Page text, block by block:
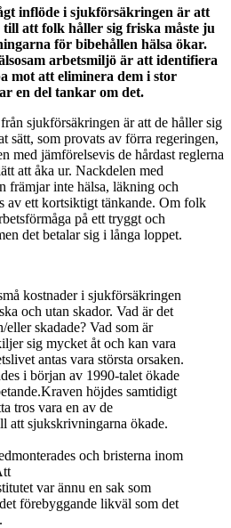
inflöde i sjukförsäkringen är att
att folk håller sig friska måste ju
för bibehållen hälsa ökar.
arbetsmiljö är att identifiera
mot att eliminera dem i stor
en del tankar om det.
sjukförsäkringen är att de håller sig
sätt, som provats av förra regeringen,
med jämförelsevis de hårdast reglerna
att åka ur. Nackdelen med
främjar inte hälsa, läkning och
av ett kortsiktigt tänkande. Om folk
på ett tryggt och
det betalar sig i långa loppet.
kostnader i sjukförsäkringen
och utan skador. Vad är det
skadade? Vad som är
sig mycket åt och kan vara
antas vara största orsaken.
i början av 1990-talet ökade
höjdes samtidigt
tros vara en av de
att sjukskrivningarna ökade.
och bristerna inom
var ännu en sak som
förebyggande likväl som det